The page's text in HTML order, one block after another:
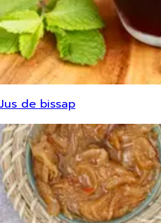
Jus de bissap